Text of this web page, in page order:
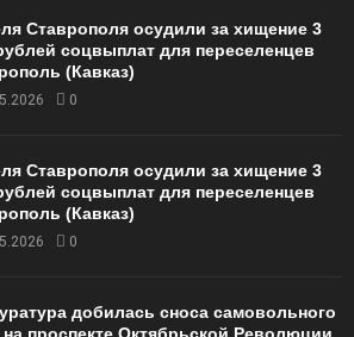
Ставрополя осудили за хищение 3
соцвыплат для переселенцев
(Кавказ)
0
Ставрополя осудили за хищение 3
соцвыплат для переселенцев
(Кавказ)
0
добилась сноса самовольного